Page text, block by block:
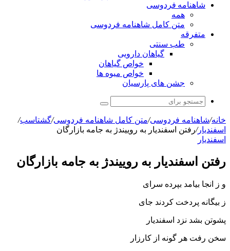
شاهنامه فردوسی
همه
متن کامل شاهنامه فردوسی
متفرقه
طب سنتی
گیاهان دارویی
خواص گیاهان
خواص میوه ها
جشن های پارسیان
جستجو
برای
خانه/شاهنامه فردوسی/متن کامل شاهنامه فردوسی/گشتاسب/
اسفندیار/رفتن اسفندیار به رویین‏دژ به جامه بازارگان
اسفندیار
رفتن اسفندیار به رویین‏دژ به جامه بازارگان
و ز انجا بیامد بپرده سراى
ز بیگانه پردخت کردند جاى‏
پشوتن بشد نزد اسفندیار
سخن رفت هر گونه از کارزار